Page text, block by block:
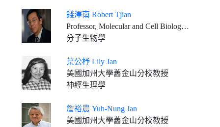
錢澤南 Robert Tjian
Professor, Molecular and Cell Biology, University of California at Berkeley Investigator, Howard Hughes Medical Institute
分子生物學
葉公杼 Lily Jan
美國加州大學舊金山分校教授
神經生理學
詹裕農 Yuh-Nung Jan
美國加州大學舊金山分校教授